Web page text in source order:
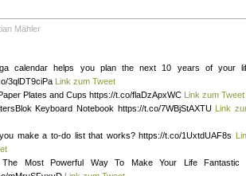
Mähler
calendar helps you plan the next 10 years of your
3qlDT9ciPa Link zum Tweet
Plates and Cups https://t.co/flaDzApxWC Link zum Tweet
Keyboard Notebook https://t.co/7WBjStAXTU Link
make a to-do list that works? https://t.co/1UxtdUAF8s
Most Powerful Way To Make Your Life Fantastic